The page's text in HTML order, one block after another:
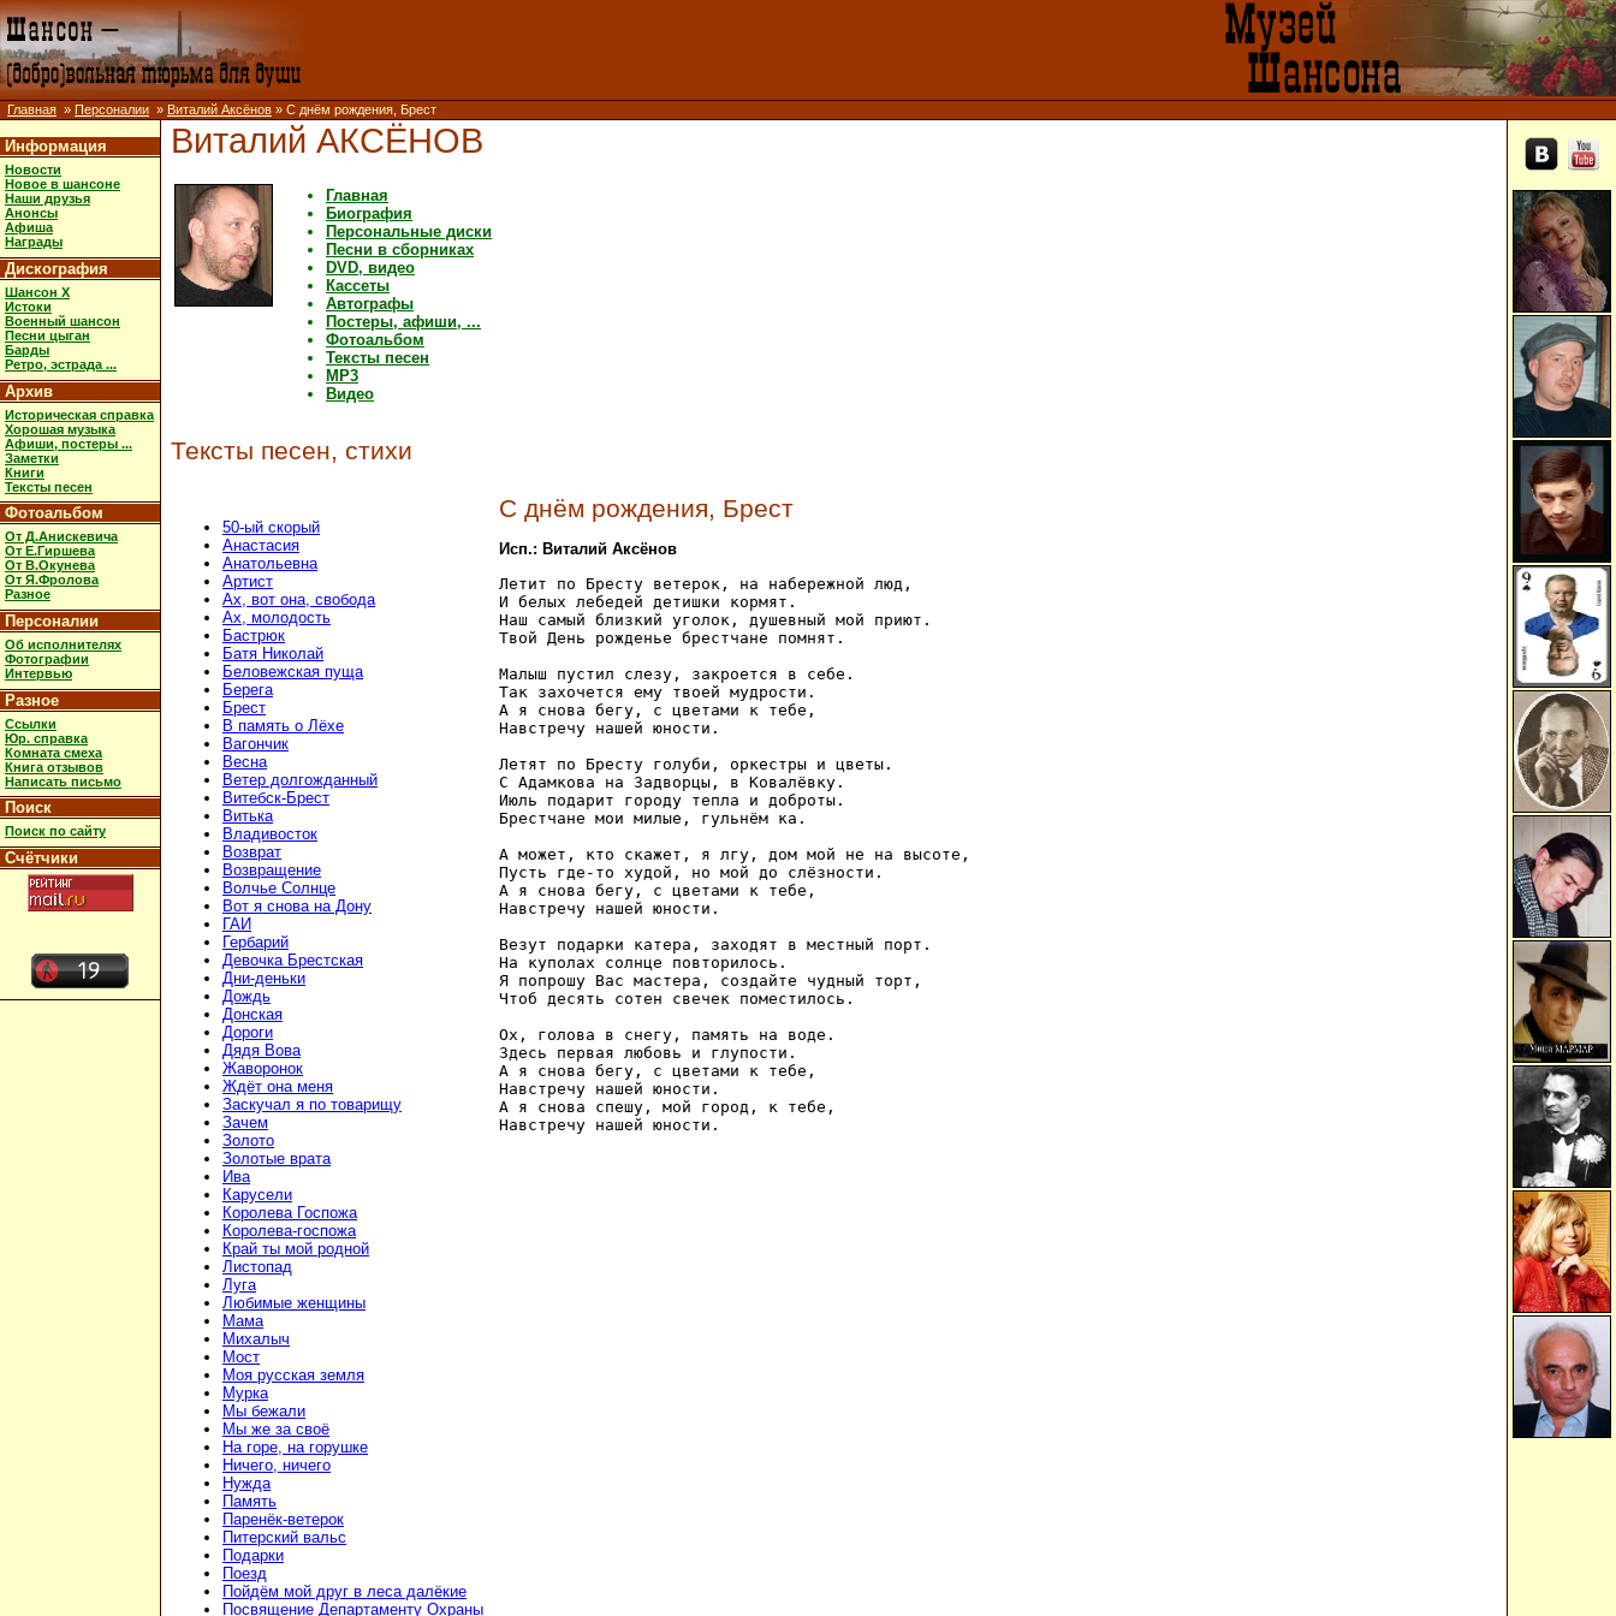
Главная » Персоналии » Виталий Аксёнов » С днём рождения, Брест
Информация
Новости
Новое в шансоне
Наши друзья
Анонсы
Афиша
Награды
Дискография
Шансон X
Истоки
Военный шансон
Песни цыган
Барды
Ретро, эстрада ...
Архив
Историческая справка
Хорошая музыка
Афиши, постеры ...
Заметки
Книги
Тексты песен
Фотоальбом
От Д.Анискевича
От Е.Гиршева
От В.Окунева
От Я.Фролова
Разное
Персоналии
Об исполнителях
Фотографии
Интервью
Разное
Ссылки
Юр. справка
Комната смеха
Книга отзывов
Написать письмо
Поиск
Поиск по сайту
Счётчики
Виталий АКСЁНОВ
Главная
Биография
Персональные диски
Песни в сборниках
DVD, видео
Кассеты
Автографы
Постеры, афиши, ...
Фотоальбом
Тексты песен
MP3
Видео
Тексты песен, стихи
50-ый скорый
Анастасия
Анатольевна
Артист
Ах, вот она, свобода
Ах, молодость
Бастрюк
Батя Николай
Беловежская пуща
Берега
Брест
В память о Лёхе
Вагончик
Весна
Ветер долгожданный
Витебск-Брест
Витька
Владивосток
Возврат
Возвращение
Волчье Солнце
Вот я снова на Дону
ГАИ
Гербарий
Девочка Брестская
Дни-деньки
Дождь
Донская
Дороги
Дядя Вова
Жаворонок
Ждёт она меня
Заскучал я по товарищу
Зачем
Золото
Золотые врата
Ива
Карусели
Королева Госпожа
Королева-госпожа
Край ты мой родной
Листопад
Луга
Любимые женщины
Мама
Михалыч
Мост
Моя русская земля
Мурка
Мы бежали
Мы же за своё
На горе, на горушке
Ничего, ничего
Нужда
Память
Паренёк-ветерок
Питерский вальс
Подарки
Поезд
Пойдём мой друг в леса далёкие
Посвящение Департаменту Охраны
С днём рождения, Брест
Исп.: Виталий Аксёнов
Летит по Бресту ветерок, на набережной люд,
И белых лебедей детишки кормят.
Наш самый близкий уголок, душевный мой приют.
Твой День рожденье брестчане помнят.
Малыш пустил слезу, закроется в себе.
Так захочется ему твоей мудрости.
А я снова бегу, с цветами к тебе,
Навстречу нашей юности.
Летят по Бресту голуби, оркестры и цветы.
С Адамкова на Задворцы, в Ковалёвку.
Июль подарит городу тепла и доброты.
Брестчане мои милые, гульнём ка.
А может, кто скажет, я лгу, дом мой не на высоте,
Пусть где-то худой, но мой до слёзности.
А я снова бегу, с цветами к тебе,
Навстречу нашей юности.
Везут подарки катера, заходят в местный порт.
На куполах солнце повторилось.
Я попрошу Вас мастера, создайте чудный торт,
Чтоб десять сотен свечек поместилось.
Ох, голова в снегу, память на воде.
Здесь первая любовь и глупости.
А я снова бегу, с цветами к тебе,
Навстречу нашей юности.
А я снова спешу, мой город, к тебе,
Навстречу нашей юности.